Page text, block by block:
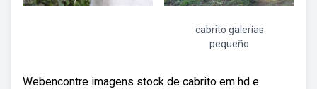
cabrito galerías
pequeño
Webencontre imagens stock de cabrito em hd e